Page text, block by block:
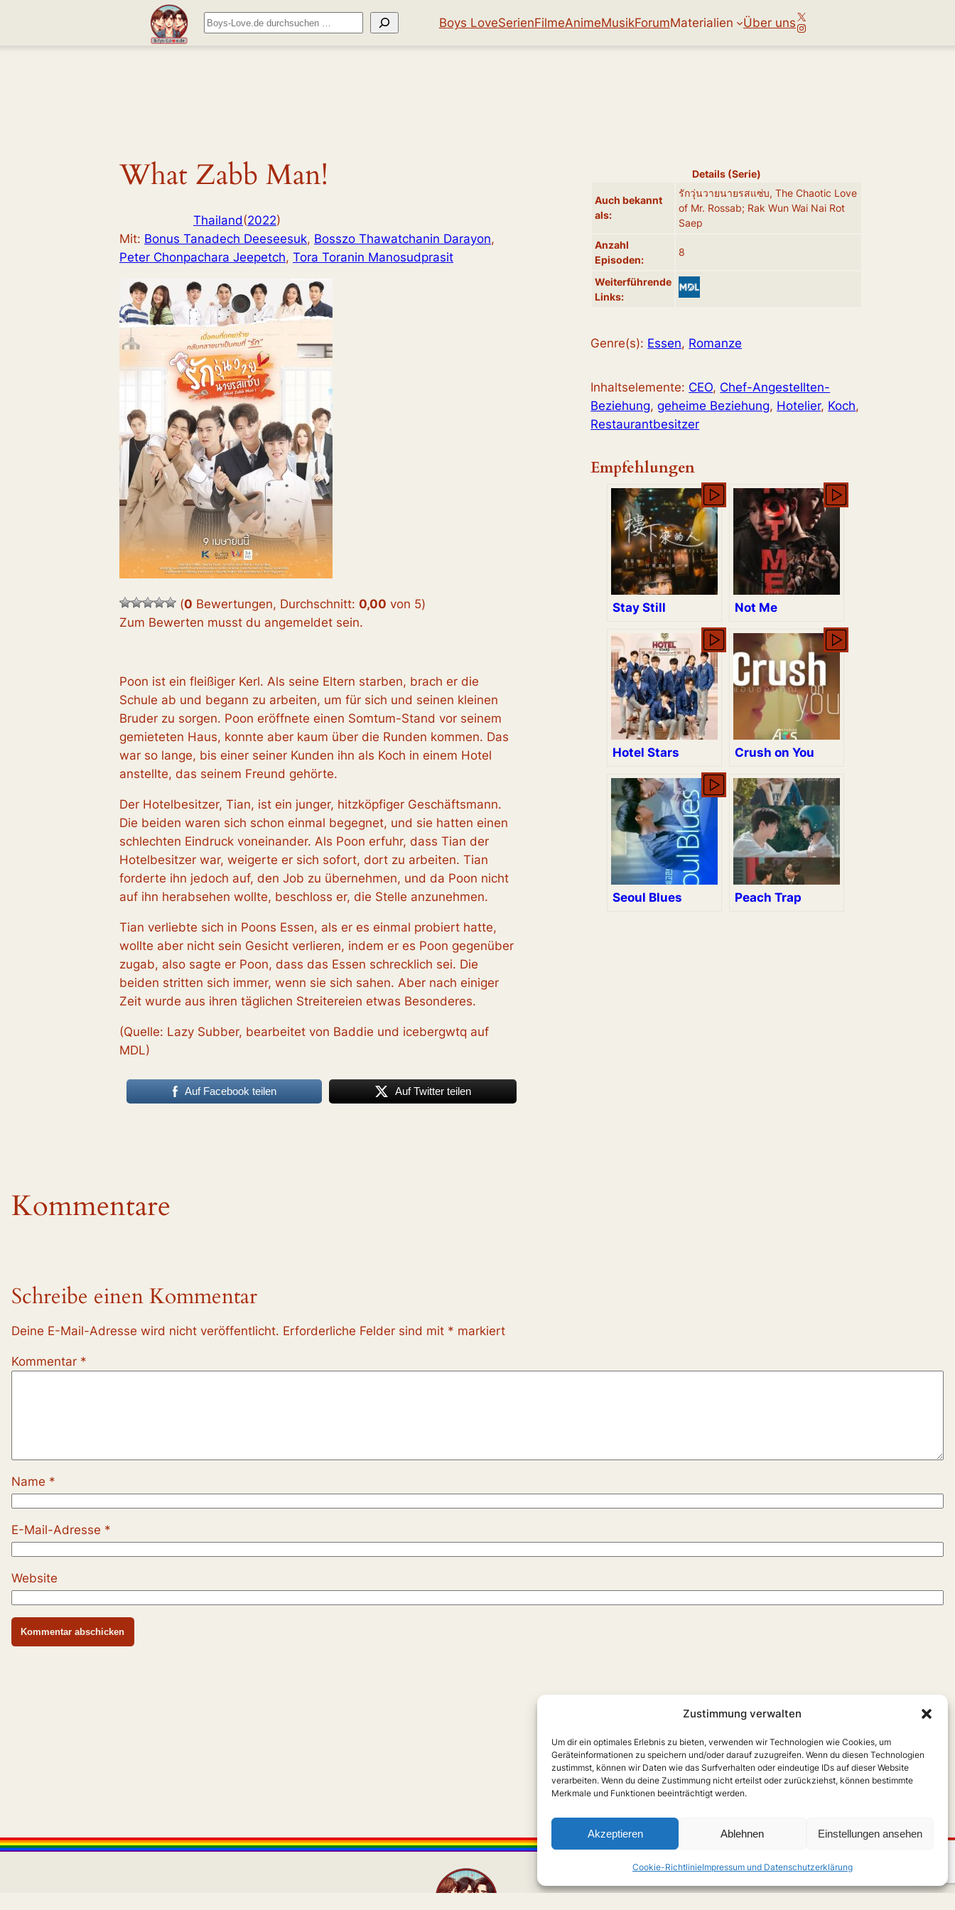
Zustimmung verwalten
Um dir ein optimales Erlebnis zu bieten, verwenden wir Technologien wie Cookies, um
Geräteinformationen zu speichern und/oder darauf zuzugreifen. Wenn du diesen Technologien
zustimmst, können wir Daten wie das Surfverhalten oder eindeutige IDs auf dieser Website
verarbeiten. Wenn du deine Zustimmung nicht erteilst oder zurückziehst, können bestimmte
Merkmale und Funktionen beeinträchtigt werden.
Akzeptieren Ablehnen Einstellungen ansehen
Cookie-RichtlinieImpressum und Datenschutzerklärung
Suchen Boys LoveSerienFilmeAnimeMusikForumMaterialien Über unsX
Instagram
What Zabb Man!
Thailand(2022)
Mit: Bonus Tanadech Deeseesuk, Bosszo Thawatchanin Darayon
Peter Chonpachara Jeepetch, Tora Toranin Manosudprasit
(0 Bewertungen, Durchschnitt: 0,00 von 5)
Zum Bewerten musst du angemeldet sein.
Poon ist ein fleißiger Kerl. Als seine Eltern starben, brach er die
Schule ab und begann zu arbeiten, um für sich und seinen kleinen
Bruder zu sorgen. Poon eröffnete einen Somtum-Stand vor seinem
gemieteten Haus, konnte aber kaum über die Runden kommen. Das
war so lange, bis einer seiner Kunden ihn als Koch in einem Hotel
anstellte, das seinem Freund gehörte.
Der Hotelbesitzer, Tian, ist ein junger, hitzköpfiger Geschäftsmann.
Die beiden waren sich schon einmal begegnet, und sie hatten einen
schlechten Eindruck voneinander. Als Poon erfuhr, dass Tian der
Hotelbesitzer war, weigerte er sich sofort, dort zu arbeiten. Tian
forderte ihn jedoch auf, den Job zu übernehmen, und da Poon nicht
auf ihn herabsehen wollte, beschloss er, die Stelle anzunehmen.
Tian verliebte sich in Poons Essen, als er es einmal probiert hatte,
wollte aber nicht sein Gesicht verlieren, indem er es Poon gegenüber
zugab, also sagte er Poon, dass das Essen schrecklich sei. Die
beiden stritten sich immer, wenn sie sich sahen. Aber nach einiger
Zeit wurde aus ihren täglichen Streitereien etwas Besonderes.
(Quelle: Lazy Subber, bearbeitet von Baddie und icebergwtq auf
MDL)
Auf Facebook teilen Auf Twitter teilen
Details (Serie)
Auch bekannt
als:
รักวุ่นวายนายรสแซ่บ, The Chaotic Love
of Mr. Rossab; Rak Wun Wai Nai Rot
Saep
Anzahl
Episoden:
8
Weiterführende
Links:
Genre(s): Essen, Romanze
Inhaltselemente: CEO, Chef-Angestellten-
Beziehung, geheime Beziehung, Hotelier, Koch
Restaurantbesitzer
Empfehlungen
Stay Still Not Me
Hotel Stars Crush on You
Seoul Blues Peach Trap
Kommentare
Schreibe einen Kommentar
Deine E-Mail-Adresse wird nicht veröffentlicht. Erforderliche Felder sind mit * markiert
Kommentar *
Name *
E-Mail-Adresse *
Website